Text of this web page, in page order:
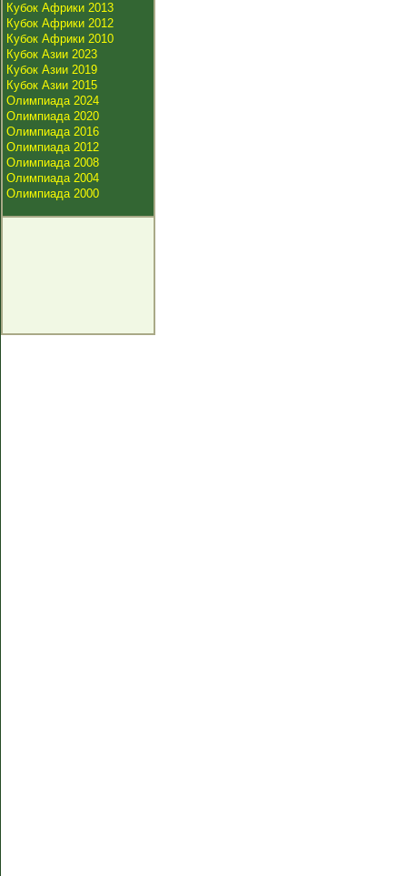
Кубок Африки 2013
Кубок Африки 2012
Кубок Африки 2010
Кубок Азии 2023
Кубок Азии 2019
Кубок Азии 2015
Олимпиада 2024
Олимпиада 2020
Олимпиада 2016
Олимпиада 2012
Олимпиада 2008
Олимпиада 2004
Олимпиада 2000